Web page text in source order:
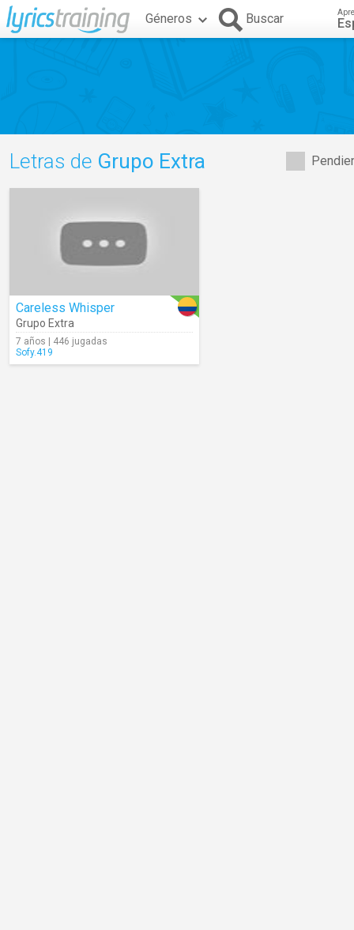
Géneros Buscar
Letras de Grupo Extra
Careless Whisper
Grupo Extra
7 años | 446 jugadas
Sofy.419